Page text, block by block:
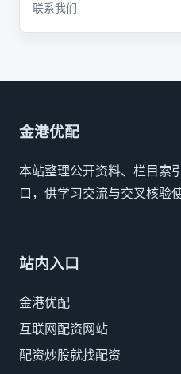
联系我们
金港优配
本站整理公开资料、栏目索
口，供学习交流与交叉核验
站内入口
金港优配
互联网配资网站
配资炒股就找配资